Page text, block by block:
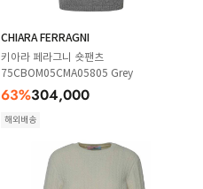
CHIARA FERRAGNI
키아라 페라그니 숏팬츠
75CBOM05CMA05805 Grey
63%304,000
해외배송